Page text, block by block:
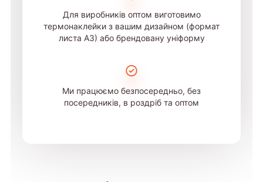
Для виробників оптом виготовимо
термонаклейки з вашим дизайном (формат
листа А3) або брендовану уніформу
Ми працюємо безпосередньо, без
посередників, в роздріб та оптом